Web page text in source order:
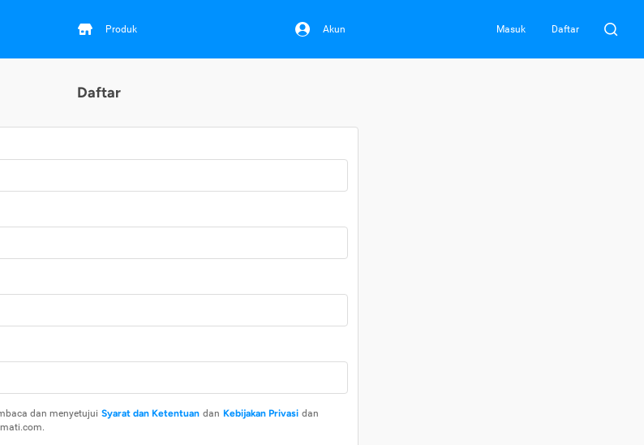
Produk Akun Masuk Daftar
Daftar
dan menyetujui Syarat dan Ketentuan dan Kebijakan Privasi dan